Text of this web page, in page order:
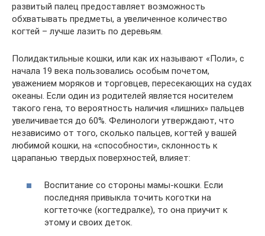
развитый палец предоставляет возможность
обхватывать предметы, а увеличенное количество
когтей – лучше лазить по деревьям.
Полидактильные кошки, или как их называют «Поли», с
начала 19 века пользовались особым почетом,
уважением моряков и торговцев, пересекающих на судах
океаны. Если один из родителей является носителем
такого гена, то вероятность наличия «лишних» пальцев
увеличивается до 60%. Фелинологи утверждают, что
независимо от того, сколько пальцев, когтей у вашей
любимой кошки, на «способности», склонность к
царапанью твердых поверхностей, влияет:
Воспитание со стороны мамы-кошки. Если
последняя привыкла точить коготки на
когтеточке (когтедралке), то она приучит к
этому и своих деток.